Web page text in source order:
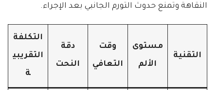
النقاهة وتمنع حدوث التورم الجانبي بعد الإجراء.
التقنية
مستوى
الألم
وقت
التعافي
دقة
النحت
التكلفة
التقريبي
ة